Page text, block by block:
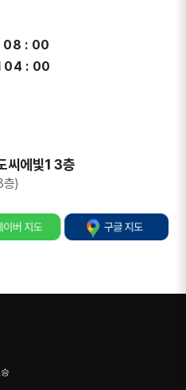
08 : 00
04 : 00
씨에빛1 3층
층)